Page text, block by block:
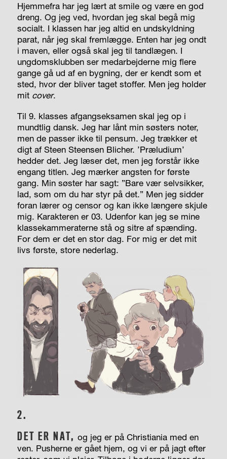
Hjemmefra har jeg lært at smile og være en god
dreng. Og jeg ved, hvordan jeg skal begå mig
socialt. I klassen har jeg altid en undskyldning
parat, når jeg skal fremlægge. Enten har jeg ondt
i maven, eller også skal jeg til tandlægen. I
ungdomsklubben ser medarbejderne mig flere
gange gå ud af en bygning, der er kendt som et
sted, hvor der bliver taget stoffer. Men jeg holder
mit cover.
Til 9. klasses afgangseksamen skal jeg op i
mundtlig dansk. Jeg har lånt min søsters noter,
men de passer ikke til pensum. Jeg trækker et
digt af Steen Steensen Blicher. ’Præludium’
hedder det. Jeg læser det, men jeg forstår ikke
engang titlen. Jeg mærker angsten for første
gang. Min søster har sagt: ”Bare vær selvsikker,
lad, som om du har styr på det.” Men jeg sidder
foran lærer og censor og kan ikke længere skjule
mig. Karakteren er 03. Udenfor kan jeg se mine
klassekammeraterne stå og sitre af spænding.
For dem er det en stor dag. For mig er det mit
livs første, store nederlag.
2.
DET ER NAT, og jeg er på Christiania med en
ven. Pusherne er gået hjem, og vi er på jagt efter